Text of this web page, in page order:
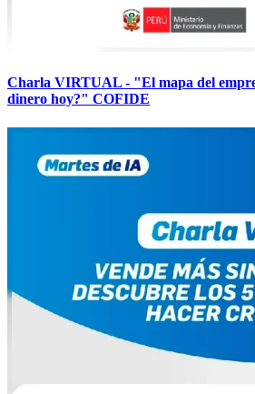
Charla VIRTUAL - "El mapa del
dinero hoy?" COFIDE